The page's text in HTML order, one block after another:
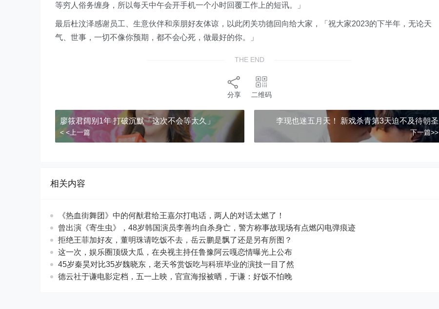
等穷人俗务缠身，所以每天中午会开手机一个小时回覆工作上的短讯。」
最后杜汶泽感谢员工、生意伙伴和亲朋好友体谅，以此闭关功德回向给大家，「祝大家2023的下半年，无论天
气、世事，一切不像你预期，都不会心死，做最好的你。」
THE END
分享 二维码
廖筱君阔别1年 打破沉默「这次不会等太久」
< <上一篇
李现也迷五月天！ 新戏杀青第3天迫不及待朝圣
下一篇>>
相关内容
《热血街舞团》中的何猷君给王嘉尔打电话，两人的对话太燃了！
曾出演《寄生虫》，48岁韩国演员李善均自杀身亡，警方称事故现场有点燃闪电弹痕迹
拒绝王菲加好友，董明珠请吃饭不去，岳云鹏是飘了还是另有所图？
这一次，娱乐圈顶级大瓜，在央视主持任鲁豫阿云嘎恋情曝光上公布
45岁秦昊对比35岁魏晓东，老天爷赏饭吃与科班毕业的演技一目了然
德云社于谦电影定档，五一上映，官宣海报被晒，于谦：好饭不怕晚